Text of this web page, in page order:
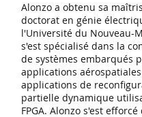
Alonzo a obtenu sa
doctorat en génie
l'Université du Nouveau-
s'est spécialisé dans la
de systèmes embarqués
applications
applications de
partielle dynamique
FPGA. Alonzo s'est